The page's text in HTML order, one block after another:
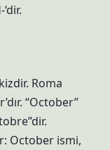
Roma
“October”
October ismi,